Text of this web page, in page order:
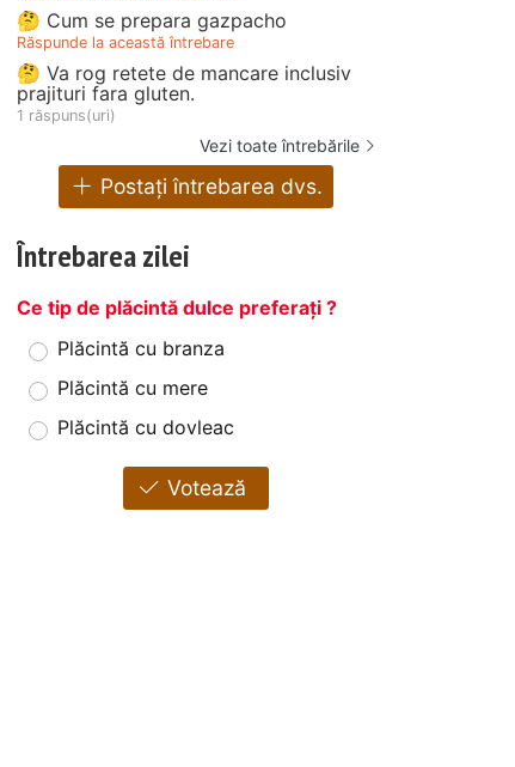
🤔 Cum se prepara gazpacho
Răspunde la această întrebare
🤔 Va rog retete de mancare inclusiv
prajituri fara gluten.
1 răspuns(uri)
Vezi toate întrebările
Postați întrebarea dvs.
Întrebarea zilei
Ce tip de plăcintă dulce preferați ?
Plăcintă cu branza
Plăcintă cu mere
Plăcintă cu dovleac
Votează